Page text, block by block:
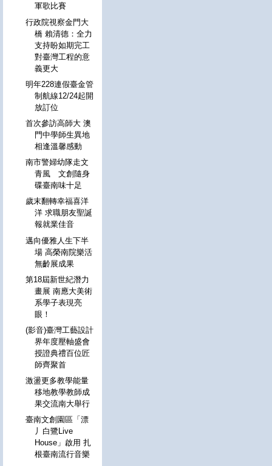
軍歌比賽
行政院視察金門大
橋 賴清德：全力
支持盼如期完工
對臺灣工程的意
義更大
明年228連假臺金管
制航線12/24起開
放訂位
首次參訪高師大 澳
門中學師生異地
相逢溫馨感動
南市警婦幼隊走文
青風 文創隨身
碟臺南味十足
歲末翻轉幸福喜洋
洋 求職朋友聖誕
報就業佳音
邁向優雅人生下半
場 高榮南院樂活
無齡展成果
第18屆新世紀潛力
畫展 南應大美術
系學子表現亮
眼！
(影音)臺灣工藝設計
界年度壓軸盛會
授證典禮百位匠
師齊聚首
激盪更多教學能量
移地教學教師成
果交流南大舉行
臺南文創園區「漂
丿白鷺Live
House」啟用 扎
根臺南流行音樂